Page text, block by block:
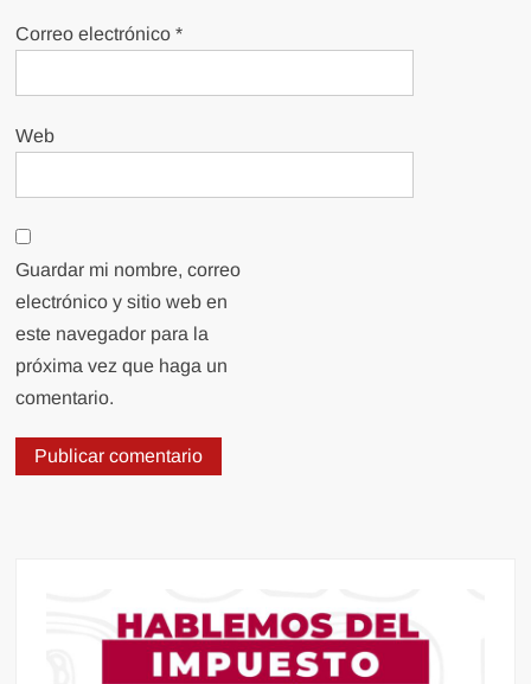
Correo electrónico*
Web
Guardar mi nombre, correo
electrónico y sitio web en
este navegador para la
próxima vez que haga un
comentario.